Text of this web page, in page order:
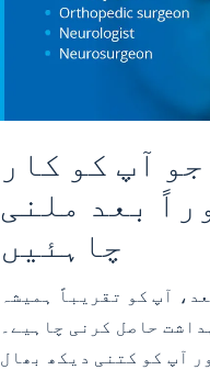
آپ کو کار
بعد ملنی
چاہئیں
آپ کو تقریباً ہمیشہ
حاصل کرنی چاہیے۔
آپ کو کتنی دیکھ بھال